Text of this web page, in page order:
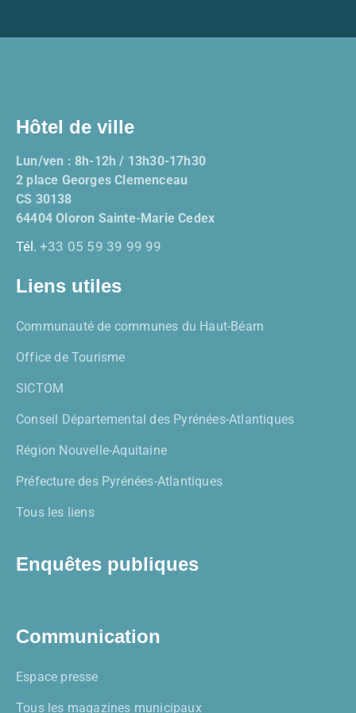
Hôtel de ville
Lun/ven : 8h-12h / 13h30-17h30
2 place Georges Clemenceau
CS 30138
64404 Oloron Sainte-Marie Cedex
Tél. +33 05 59 39 99 99
Liens utiles
Communauté de communes du Haut-Béarn
Office de Tourisme
SICTOM
Conseil Départemental des Pyrénées-Atlantiques
Région Nouvelle-Aquitaine
Préfecture des Pyrénées-Atlantiques
Tous les liens
Enquêtes publiques
Communication
Espace presse
Tous les magazines municipaux